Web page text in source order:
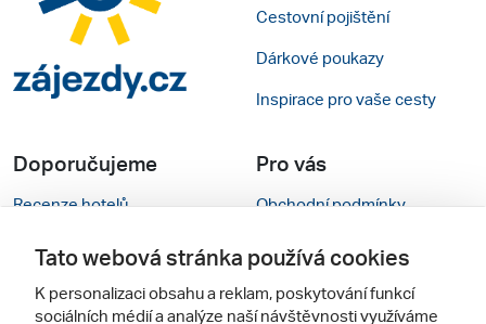
Cestovní pojištění
Dárkové poukazy
Inspirace pro vaše cesty
Doporučujeme
Recenze hotelů
Rady na cestu
Cestovní kanceláře
Pro vás
Obchodní podmínky
Kontakty
Nastavení cookies
Tato webová stránka používá cookies
K personalizaci obsahu a reklam, poskytování funkcí
sociálních médií a analýze naší návštěvnosti využíváme